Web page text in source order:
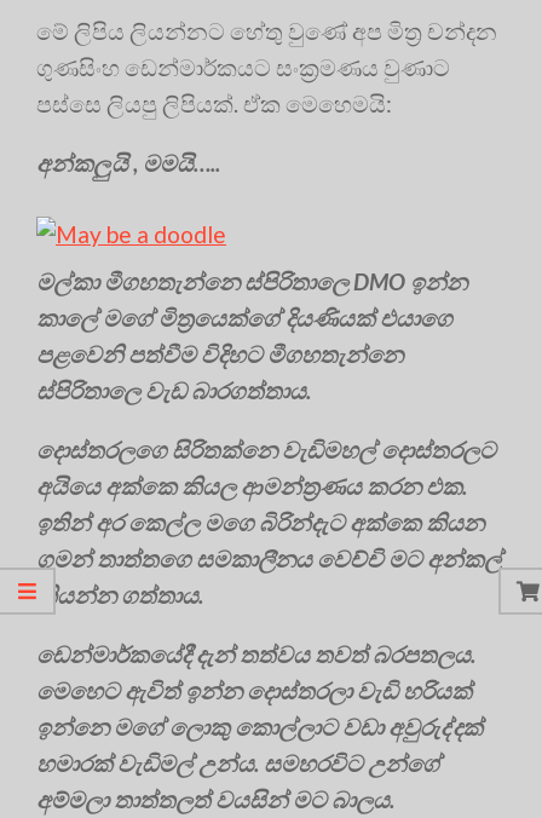
මේ ලිපිය ලියන්නට හේතු වුණේ අප මිත්‍ර චන්දන
ගුණසිංහ ඩෙන්මාර්කයට සංක්‍රමණය වුණාට
පස්සෙ ලියපු ලිපියක්. ඒක මෙහෙමයි:
අන්කලුයි ‍, මමයි…..
මල්කා මීගහතැන්නෙ ස්පිරිතාලෙ DMO ඉන්න
කාලේ මගේ මිත්‍රයෙක්ගේ දියණියක් එයාගෙ
පළවෙනි පත්වීම විදිහට මීගහතැන්නෙ
ස්පිරිතාලෙ වැඩ බාරගත්තාය.
දොස්තරලගෙ සිරිතක්නෙ වැඩිමහල් දොස්තරලට
අයියෙ අක්කෙ කියල ආමන්ත්‍රණය කරන එක.
ඉතින් අර කෙල්ල මගෙ බිරින්දැට අක්කෙ කියන
ගමන් තාත්තගෙ සමකාලීනය වෙච්චි මට අන්කල්
කියන්න ගත්තාය.
ඩෙන්මාර්කයේදී දැන් තත්වය තවත් බරපතලය.
මෙහෙට ඇවිත් ඉන්න දොස්තරලා වැඩි හරියක්
ඉන්නෙ මගේ ලොකු කොල්ලාට වඩා අවුරුද්දක්
හමාරක් වැඩිමල් උන්ය. සමහරවිට උන්ගේ
අම්මලා තාත්තලත් වයසින් මට බාලය.